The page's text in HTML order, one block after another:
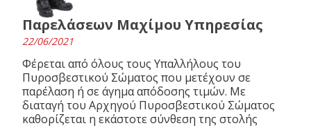
Παρελάσεων Μαχίμου Υπηρεσίας
22/06/2021
Φέρεται από όλους τους Υπαλλήλους του
Πυροσβεστικού Σώματος που μετέχουν σε
παρέλαση ή σε άγημα απόδοσης τιμών. Με
διαταγή του Αρχηγού Πυροσβεστικού Σώματος
καθορίζεται η εκάστοτε σύνθεση της στολής